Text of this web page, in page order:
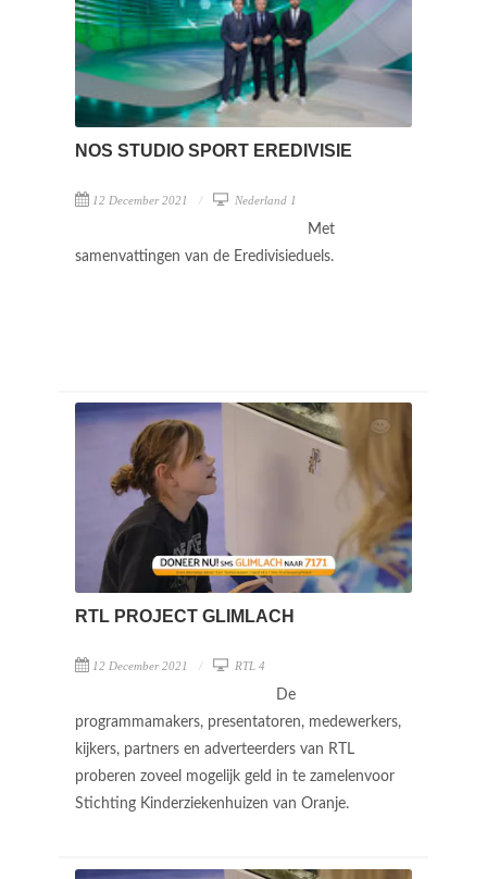
NOS STUDIO SPORT EREDIVISIE
12 December 2021 Nederland 1
Met
samenvattingen van de Eredivisieduels.
RTL PROJECT GLIMLACH
12 December 2021 RTL 4
De
programmamakers, presentatoren, medewerkers,
kijkers, partners en adverteerders van RTL
proberen zoveel mogelijk geld in te zamelenvoor
Stichting Kinderziekenhuizen van Oranje.